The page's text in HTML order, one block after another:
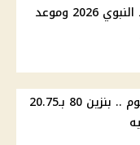
موقف ترحيل إجازة المولد النبوي 2026 وموعد
أسعار الوقود في مصر اليوم .. بنزين 80 بـ20.75